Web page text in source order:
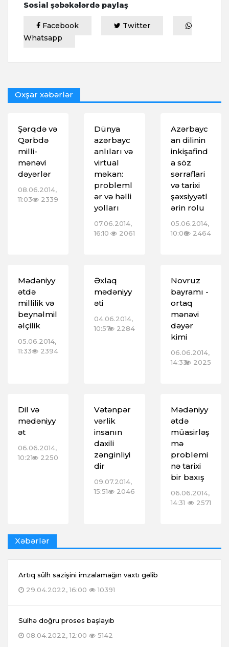
Sosial şəbəkələrdə paylaş
Facebook
Twitter
Whatsapp
Oxşar xəbərlər
Şərqdə və
Qərbdə
milli-
mənəvi
dəyərlər
08.06.2014,
11:03
2339
Dünya
azərbayc
anlıları və
virtual
məkan:
probleml
ər və həlli
yolları
07.06.2014,
16:10
2061
Azərbayc
an dilinin
inkişafind
a söz
sərraflari
və tarixi
şəxsiyyətl
ərin rolu
05.06.2014,
10:06 2464
Mədəniyy
ətdə
millilik və
beynəlmil
əlçilik
05.06.2014,
11:33
2394
Əxlaq
mədəniyy
əti
04.06.2014,
10:57 2284
Novruz
bayramı -
ortaq
mənəvi
dəyər
kimi
06.06.2014,
14:33 2025
Dil və
mədəniyy
ət
06.06.2014,
10:21
2250
Vətənpər
vərlik
insanın
daxili
zənginliyi
dir
09.07.2014,
15:51
2046
Mədəniyy
ətdə
müasirləş
mə
problemi
nə tarixi
bir baxış
06.06.2014,
14:31
2571
Xəbərlər
Artıq sülh sazişini imzalamağın vaxtı gəlib
29.04.2022, 16:00
10391
Sülhə doğru proses başlayıb
08.04.2022, 12:00
5142